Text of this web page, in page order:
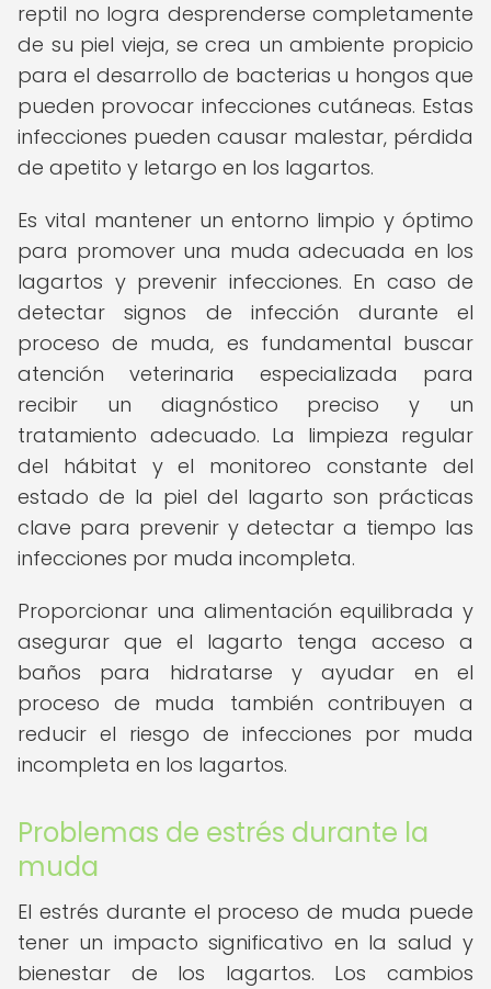
reptil no logra desprenderse completamente
de su piel vieja, se crea un ambiente propicio
para el desarrollo de bacterias u hongos que
pueden provocar infecciones cutáneas. Estas
infecciones pueden causar malestar, pérdida
de apetito y letargo en los lagartos.
Es vital mantener un entorno limpio y óptimo
para promover una muda adecuada en los
lagartos y prevenir infecciones. En caso de
detectar signos de infección durante el
proceso de muda, es fundamental buscar
atención veterinaria especializada para
recibir un diagnóstico preciso y un
tratamiento adecuado. La limpieza regular
del hábitat y el monitoreo constante del
estado de la piel del lagarto son prácticas
clave para prevenir y detectar a tiempo las
infecciones por muda incompleta.
Proporcionar una alimentación equilibrada y
asegurar que el lagarto tenga acceso a
baños para hidratarse y ayudar en el
proceso de muda también contribuyen a
reducir el riesgo de infecciones por muda
incompleta en los lagartos.
Problemas de estrés durante la
muda
El estrés durante el proceso de muda puede
tener un impacto significativo en la salud y
bienestar de los lagartos. Los cambios